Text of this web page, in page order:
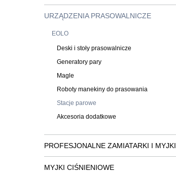
URZĄDZENIA PRASOWALNICZE
EOLO
Deski i stoły prasowalnicze
Generatory pary
Magle
Roboty manekiny do prasowania
Stacje parowe
Akcesoria dodatkowe
PROFESJONALNE ZAMIATARKI I MYJKI
MYJKI CIŚNIENIOWE